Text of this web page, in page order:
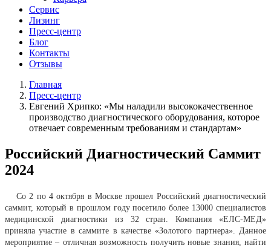
Сервис
Лизинг
Пресс-центр
Блог
Контакты
Отзывы
Главная
Пресс-центр
Евгений Хрипко: «Мы наладили высококачественное
производство диагностического оборудования, которое
отвечает современным требованиям и стандартам»
Российский Диагностический Саммит
2024
Со 2 по 4 октября в Москве прошел Российский диагностический
саммит, который в прошлом году посетило более 13000 специалистов
медицинской диагностики из 32 стран. Компания «ЕЛС-МЕД»
приняла участие в саммите в качестве «Золотого партнера». Данное
мероприятие – отличная возможность получить новые знания, найти